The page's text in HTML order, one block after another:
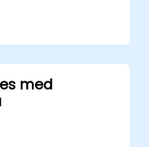
och
systemets
av
prestanda.
med